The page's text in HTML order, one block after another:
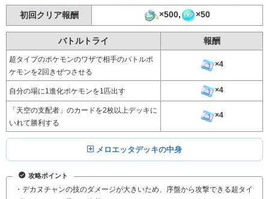
初回クリア報酬 ×500, ×50
バトルトライ 報酬
超タイプのポケモンのワザで相手のバトルポ
ケモンを2回きぜつさせる
×4
自分の場に1進化ポケモンを1匹出す ×4
「天空の支配者」のカードを2枚以上デッキに
いれて勝利する
×4
メロエッタデッキの中身
攻略ポイント
・デカヌチャンの技のダメージが大きいため、序盤から攻撃できる超タイ